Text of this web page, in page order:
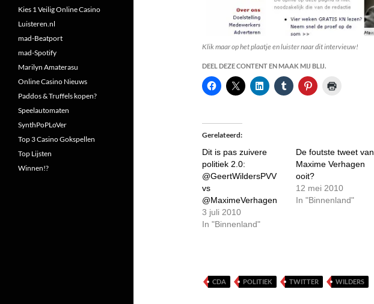
Klik maar op het plaatje en luister naar dit intervieuw!
DEEL DEZE CONTENT EN MAAK MIJ BLIJ.
Gerelateerd
Dit is pas zuivere
politiek 2.0:
@GeertWildersPVV
vs
@MaximeVerhagen
3 juli 2010
In "Binnenland"
De foutste tweet van
Maxime Verhagen
ooit?
12 mei 2010
In "Binnenland"
CDA POLITIEK TWITTER WILDERS
Kies 1 Veilig Online Casino
Luisteren.nl
mad-Beatport
mad-Spotify
Marilyn Amaterasu
Online Casino Nieuws
Paddos & Truffels kopen?
Speelautomaten
SynthPoPLoVer
Top 3 Casino Gokspellen
Top Lijsten
Winnen!?